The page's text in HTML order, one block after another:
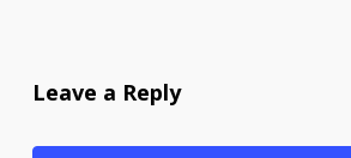
Leave a Reply